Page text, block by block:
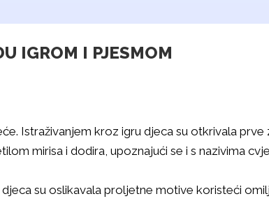
IGROM I PJESMOM
Istraživanjem kroz igru djeca su otkrivala
mirisa i dodira, upoznajući se i s nazivima
su oslikavala proljetne motive koristeći